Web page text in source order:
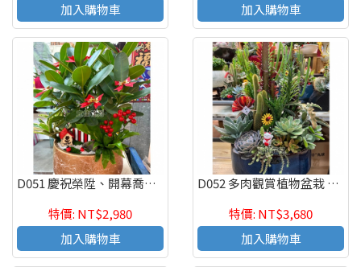
加入購物車
加入購物車
D051 慶祝榮陞、開幕喬遷、參展成功、招財進寶盆栽
特價: NT$2,980
加入購物車
D052 多肉觀賞植物盆栽 辦公室療癒紓壓盆栽 觀葉盆栽
特價: NT$3,680
加入購物車